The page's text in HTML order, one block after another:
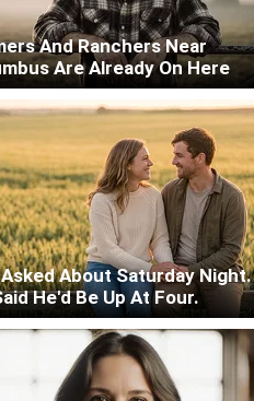
And Ranchers Near
Are Already On Here
About Saturday Night.
He'd Be Up At Four.